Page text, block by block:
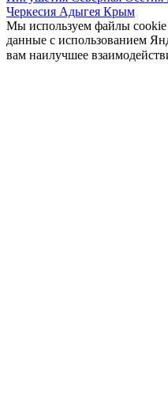
Черкесия Адыгея Крым
Мы используем файлы cookie
данные с использованием
вам наилучшее